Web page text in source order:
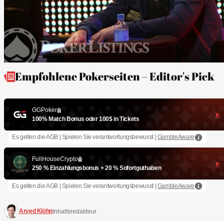
Empfohlene Pokerseiten – Editor's Pick
GGPoker
100% Match Bonus oder 100$ in Tickets
Es gelten die AGB | Spielen Sie verantwortungsbewusst | GambleAware
FullHouseCrypto
250 % Einzahlungsbonus + 20 % Sofortguthaben
Es gelten die AGB | Spielen Sie verantwortungsbewusst | GambleAware
Arved KlöhnInhaltsredakteur